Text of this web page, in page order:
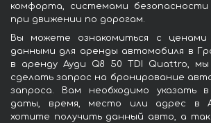
комфорта, системами
при движении по дорогам.
Вы можете ознакомиться с ценами
данными для аренды автомобиля в
в аренду Ауди Q8 50 TDI Quattro,
сделать запрос на бронирование
запроса. Вам необходимо указать
даты, время, место или адрес в
хотите получить данный авто, а